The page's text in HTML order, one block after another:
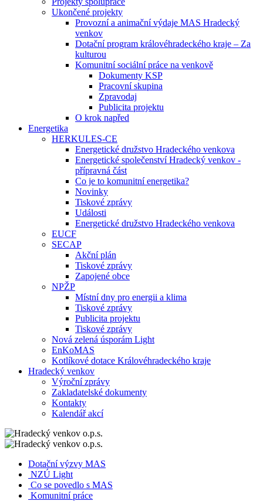
Ukončené projekty
Provozní a animační výdaje MAS Hradecký
venkov
Dotační program královéhradeckého kraje – Za
kulturou
Komunitní sociální práce na venkově
Dokumenty KSP
Pracovní skupina
Zpravodaj
Publicita projektu
O krok napřed
Energetika
HERKULES-CE
Energetické družstvo Hradeckého venkova
Energetické společenství Hradecký venkov -
přípravná část
Co je to komunitní energetika?
Novinky
Tiskové zprávy
Události
Energetické družstvo Hradeckého venkova
EUCF
SECAP
Akční plán
Tiskové zprávy
Zapojené obce
NPŽP
Místní dny pro energii a klima
Tiskové zprávy
Publicita projektu
Tiskové zprávy
Nová zelená úsporám Light
EnKoMAS
Kotlíkové dotace Královéhradeckého kraje
Hradecký venkov
Výroční zprávy
Zakladatelské dokumenty
Kontakty
Kalendář akcí
Dotační výzvy MAS
NZÚ Light
Co se povedlo s MAS
Komunitní práce